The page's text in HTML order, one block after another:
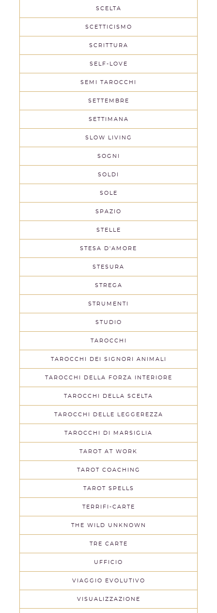
SCELTA
SCETTICISMO
SCRITTURA
SELF-LOVE
SEMI TAROCCHI
SETTEMBRE
SETTIMANA
SLOW LIVING
SOGNI
SOLDI
SOLE
SPAZIO
STELLE
STESA D'AMORE
STESURA
STREGA
STRUMENTI
STUDIO
TAROCCHI
TAROCCHI DEI SIGNORI ANIMALI
TAROCCHI DELLA FORZA INTERIORE
TAROCCHI DELLA SCELTA
TAROCCHI DELLE LEGGEREZZA
TAROCCHI DI MARSIGLIA
TAROT AT WORK
TAROT COACHING
TAROT SPELLS
TERRIFI-CARTE
THE WILD UNKNOWN
TRE CARTE
UFFICIO
VIAGGIO EVOLUTIVO
VISUALIZZAZIONE